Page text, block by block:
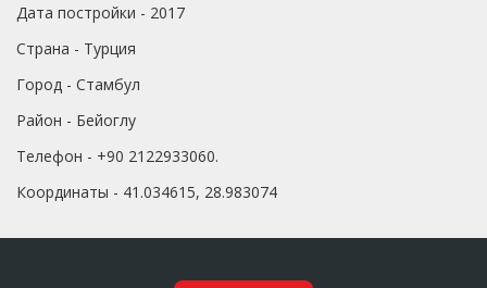
Дата постройки - 2017
Страна - Турция
Город - Стамбул
Район - Бейоглу
Телефон - +90 2122933060.
Координаты - 41.034615, 28.983074